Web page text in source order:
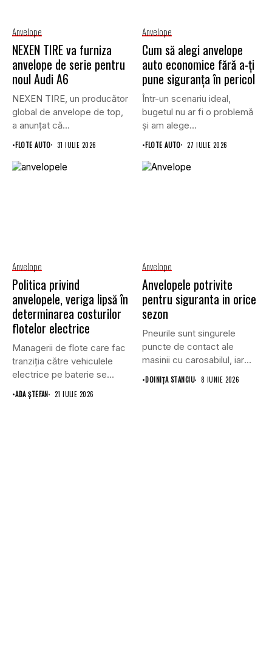
Anvelope
NEXEN TIRE va furniza
anvelope de serie pentru
noul Audi A6
NEXEN TIRE, un producător
global de anvelope de top,
a anunțat că...
•FLOTE AUTO 31 IULIE 2026
Anvelope
Cum să alegi anvelope
auto economice fără a-ți
pune siguranța în pericol
Într-un scenariu ideal,
bugetul nu ar fi o problemă
și am alege...
•FLOTE AUTO 27 IULIE 2026
Anvelope
Politica privind
anvelopele, veriga lipsă în
determinarea costurilor
flotelor electrice
Managerii de flote care fac
tranziția către vehiculele
electrice pe baterie se...
•ADA ȘTEFAN 21 IULIE 2026
Anvelope
Anvelopele potrivite
pentru siguranta in orice
sezon
Pneurile sunt singurele
puncte de contact ale
masinii cu carosabilul, iar
performanta...
•DOINIŢA STANCIU 8 IUNIE 2026